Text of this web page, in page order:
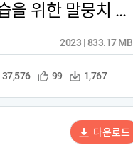
을 위한 말뭉치 데
37,576
관
등
록
99
다
수
1,767
2023 | 833.17 MB
다운로드